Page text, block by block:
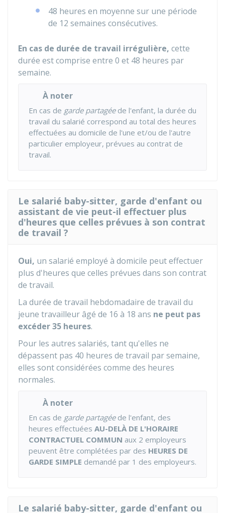
48 heures en moyenne sur une période
de 12 semaines consécutives.
En cas de durée de travail irrégulière, cette
durée est comprise entre 0 et 48 heures par
semaine.
À noter
En cas de garde partagéede l'enfant, la durée du
travail du salarié correspond au total des heures
effectuées au domicile de l'une et/ou de l'autre
particulier employeur, prévues au contrat de
travail.
Le salarié baby-sitter, garde d'enfant ou
assistant de vie peut-il effectuer plus
d'heures que celles prévues à son contrat
de travail ?
Oui, un salarié employé à domicile peut effectuer
plus d'heures que celles prévues dans son contrat
de travail.
La durée de travail hebdomadaire de travail du
jeune travailleur âgé de 16 à 18 ans ne peut pas
excéder 35 heures.
Pour les autres salariés, tant qu'elles ne
dépassent pas 40 heures de travail par semaine,
elles sont considérées comme des heures
normales.
À noter
En cas de garde partagéede l'enfant, des
heures effectuées AU-DELÀ DE L'HORAIRE
CONTRACTUEL COMMUN aux 2 employeurs
peuvent être complétées par des HEURES DE
GARDE SIMPLE demandé par 1 des employeurs.
Le salarié baby-sitter, garde d'enfant ou